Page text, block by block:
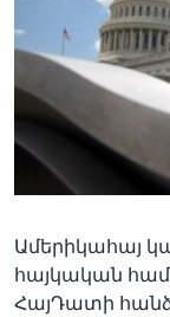
ՀԵՏԵՒԵՔ ՄԵԶ
Լեզուներ
Ամերիկահայ
հայկական
ՀայԴատի